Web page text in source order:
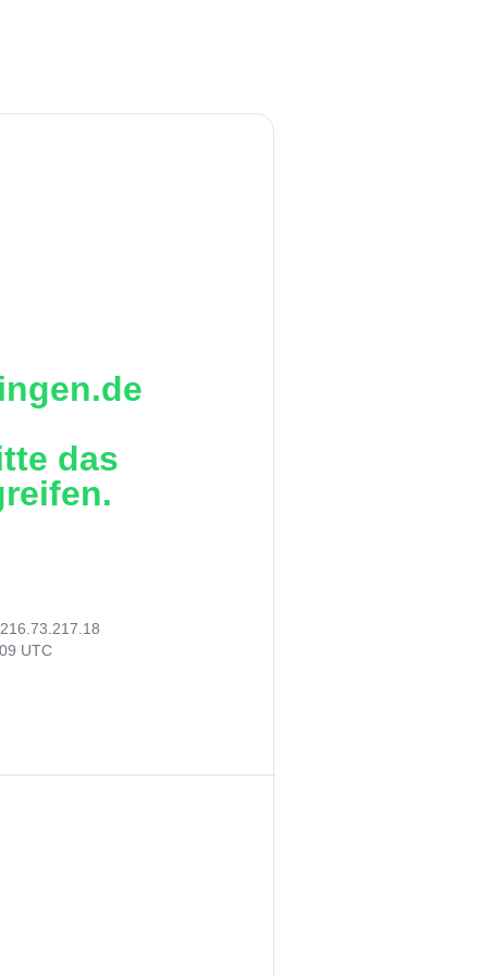
das
216.73.217.18
UTC